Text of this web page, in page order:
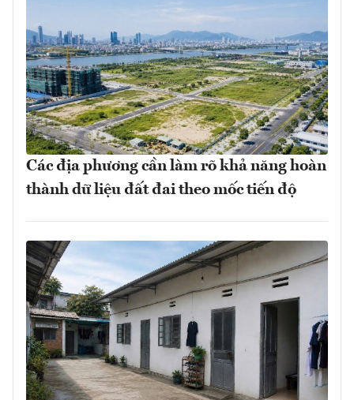
Các địa phương cần làm rõ khả năng hoàn
thành dữ liệu đất đai theo mốc tiến độ